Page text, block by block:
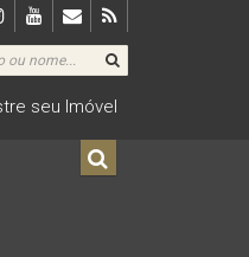
seu Imóvel